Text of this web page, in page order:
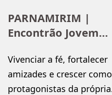
PARNAMIRIM |
Encontrão Jovem
protagonismo da
juventude salesiana
Vivenciar a fé, fortalecer
amizades e crescer como
protagonistas da própria